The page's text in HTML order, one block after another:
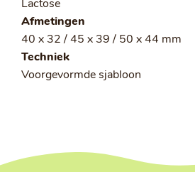
Lactose
Afmetingen
40 x 32 / 45 x 39 / 50 x 44 mm
Techniek
Voorgevormde sjabloon